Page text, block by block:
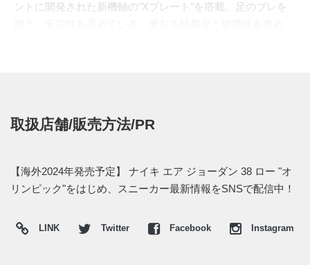
ントに開発された新機軸の"Xプレート"を搭載。足のブレを
結、友愛の象徴となる"聖火"を運ぶ"トーチ"のグラフィック
海外では2024年に発売予定。価格は$175。また新たな情報
が入り次第、スニーカーウォーズのTwitterや Facebookなどで
取扱店舗/販売方法/PR
【海外2024年発売予定】 ナイキ エア ジョーダン 38 ロー "オ
リンピック"をはじめ、スニーカー最新情報をSNSで配信中！
LINK Twitter Facebook Instagram